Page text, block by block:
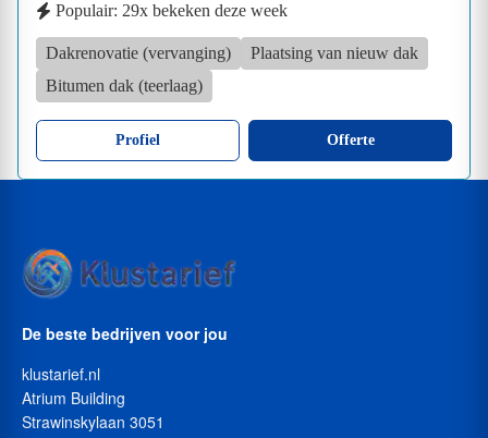
Populair: 29x bekeken deze week
Dakrenovatie (vervanging)
Plaatsing van nieuw dak
Bitumen dak (teerlaag)
Profiel Offerte
De beste bedrijven voor jou
klustarief.nl
Atrium Building
Strawinskylaan 3051